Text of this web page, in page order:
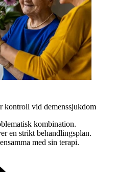
kontroll vid demenssjukdom
kombination.
en strikt behandlingsplan.
med sin terapi.